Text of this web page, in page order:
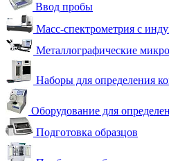
Ввод пробы
Масс-спектрометрия с
Металлографические
Наборы для определения
Оборудование для
Подготовка образцов